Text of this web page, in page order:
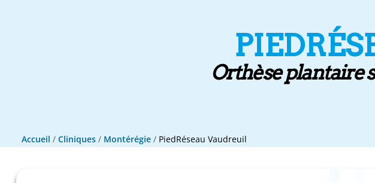
Orthèse plantaire
Accueil / Cliniques / Montérégie / PiedRéseau Vaudreuil